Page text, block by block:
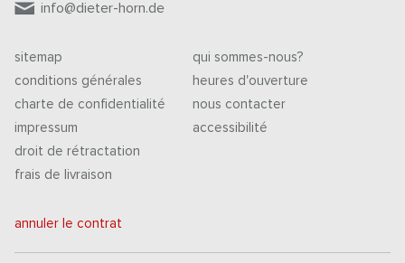
info@dieter-horn.de
sitemap
conditions générales
charte de confidentialité
impressum
droit de rétractation
frais de livraison
qui sommes-nous?
heures d'ouverture
nous contacter
accessibilité
annuler le contrat